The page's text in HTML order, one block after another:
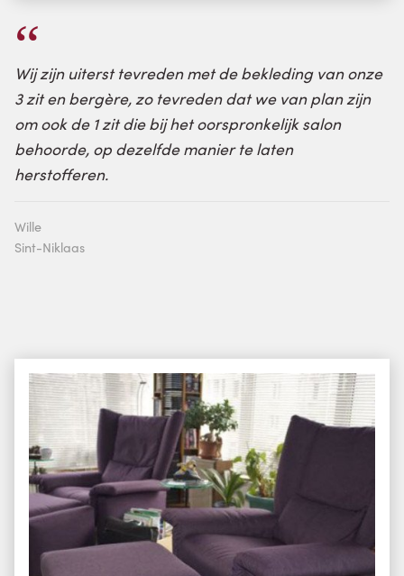
Wij zijn uiterst tevreden met de bekleding van onze
3 zit en bergère, zo tevreden dat we van plan zijn
om ook de 1 zit die bij het oorspronkelijk salon
behoorde, op dezelfde manier te laten
herstofferen.
Wille
Sint-Niklaas